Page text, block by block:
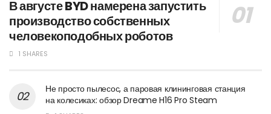
В августе BYD намерена запустить
производство собственных
человекоподобных роботов
1 SHARES
Не просто пылесос, а паровая клининговая станция
на колесиках: обзор Dreame H16 Pro Steam